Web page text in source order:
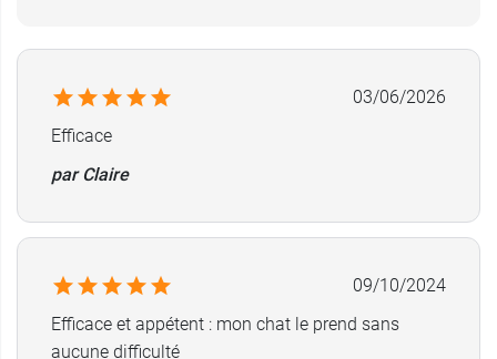
03/06/2026
Efficace
par Claire
09/10/2024
Efficace et appétent : mon chat le prend sans
aucune difficulté